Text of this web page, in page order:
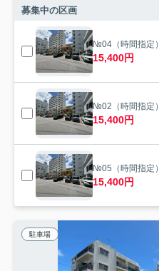
募集中の区画
№04（時間指定）
15,400円
№02（時間指定）
15,400円
№05（時間指定）
15,400円
駐車場